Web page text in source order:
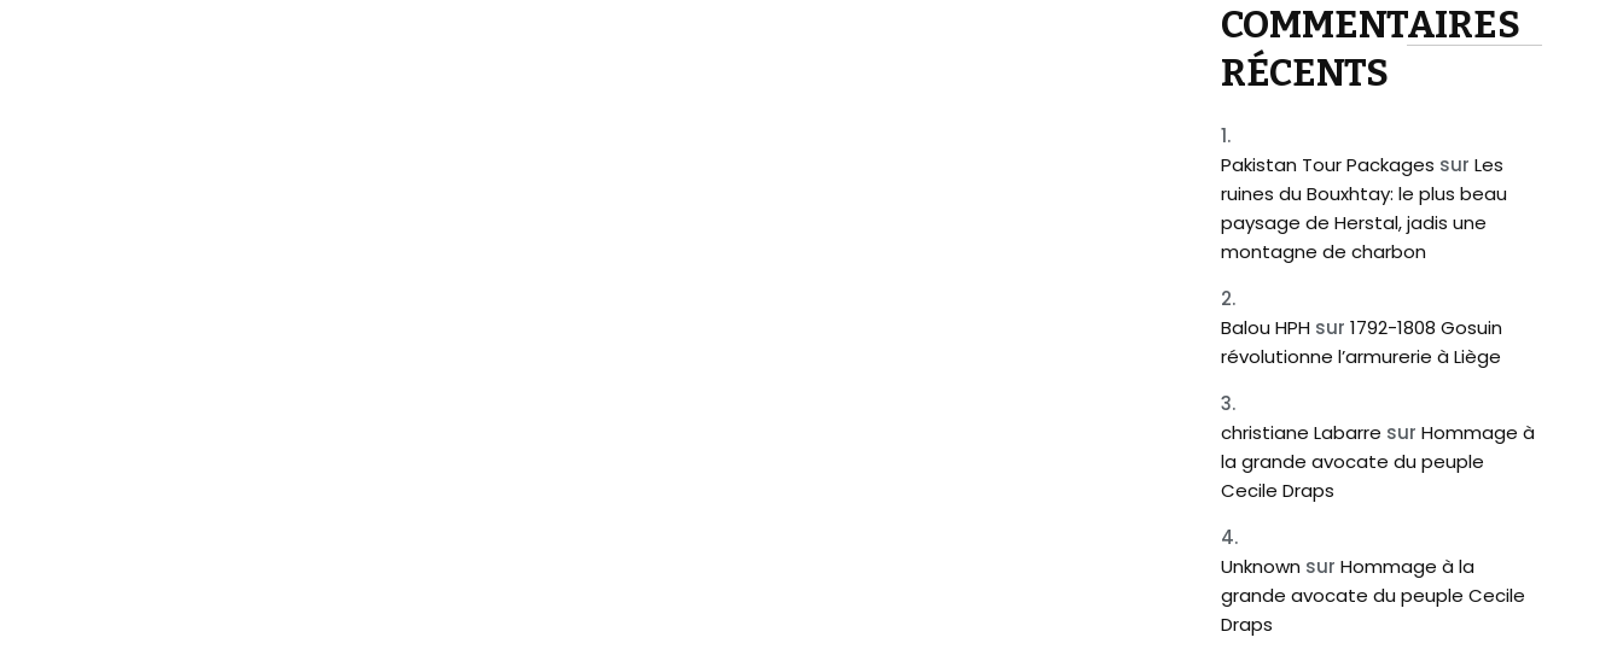
COMMENTAIRES
RÉCENTS
Pakistan Tour Packages sur Les
ruines du Bouxhtay: le plus beau
paysage de Herstal, jadis une
montagne de charbon
Balou HPH sur 1792-1808 Gosuin
révolutionne l’armurerie à Liège
christiane Labarre sur Hommage à
la grande avocate du peuple
Cecile Draps
Unknown sur Hommage à la
grande avocate du peuple Cecile
Draps